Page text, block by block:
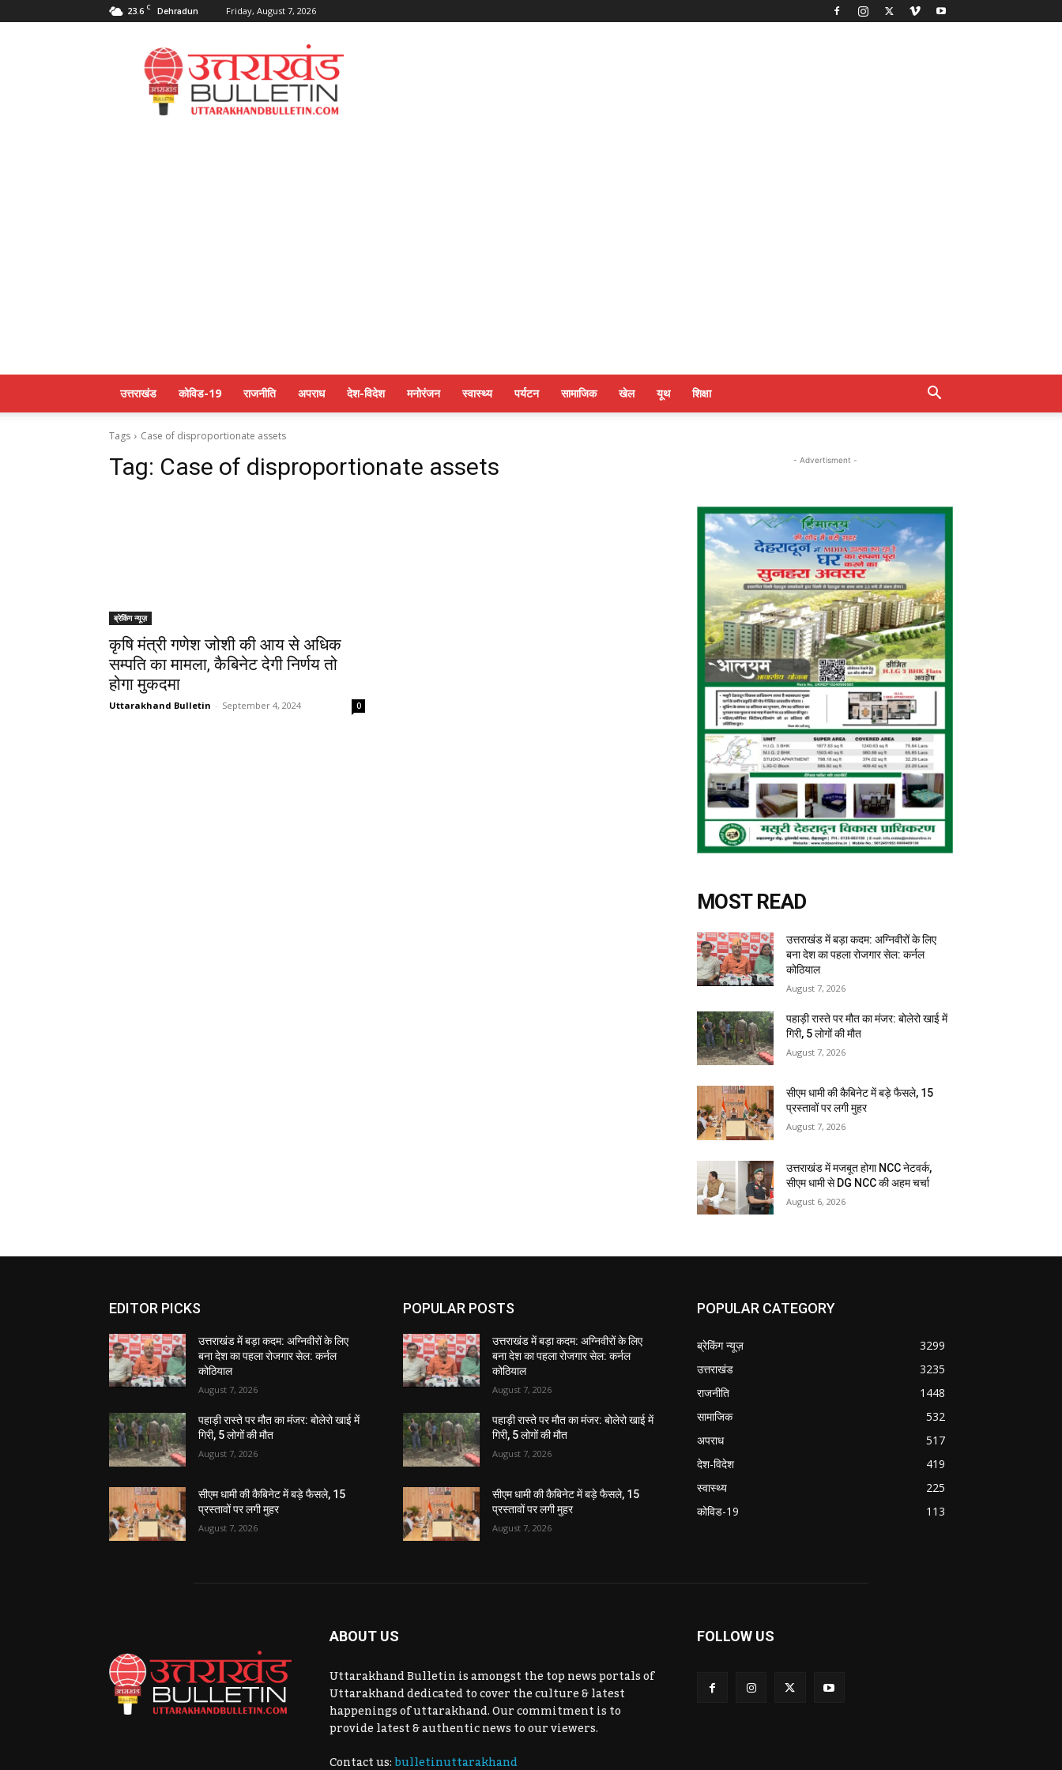
23.6 C Dehradun Friday, August 7, 2026
Uttarakahnd
Bulletin
उत्तराखंड कोविड-19 राजनीति अपराध देश-विदेश मनोरंजन स्वास्थ्य पर्यटन सामाजिक खेल यूथ शिक्षा
Tags Case of disproportionate assets
Tag: Case of disproportionate assets
ब्रेकिंग न्यूज़
कृषि मंत्री गणेश जोशी की आय से अधिक
सम्पति का मामला, कैबिनेट देगी निर्णय तो
होगा मुकदमा
Uttarakhand Bulletin - September 4, 2024 0
- Advertisment -
MOST READ
उत्तराखंड में बड़ा कदम: अग्निवीरों के लिए
बना देश का पहला रोजगार सेल: कर्नल
कोठियाल
August 7, 2026
पहाड़ी रास्ते पर मौत का मंजर: बोलेरो खाई में
गिरी, 5 लोगों की मौत
August 7, 2026
सीएम धामी की कैबिनेट में बड़े फैसले, 15
प्रस्तावों पर लगी मुहर
August 7, 2026
उत्तराखंड में मजबूत होगा NCC नेटवर्क,
सीएम धामी से DG NCC की अहम चर्चा
August 6, 2026
EDITOR PICKS
उत्तराखंड में बड़ा कदम: अग्निवीरों के लिए
बना देश का पहला रोजगार सेल: कर्नल
कोठियाल
August 7, 2026
पहाड़ी रास्ते पर मौत का मंजर: बोलेरो खाई में
गिरी, 5 लोगों की मौत
August 7, 2026
सीएम धामी की कैबिनेट में बड़े फैसले, 15
प्रस्तावों पर लगी मुहर
August 7, 2026
POPULAR POSTS
उत्तराखंड में बड़ा कदम: अग्निवीरों के लिए
बना देश का पहला रोजगार सेल: कर्नल
कोठियाल
August 7, 2026
पहाड़ी रास्ते पर मौत का मंजर: बोलेरो खाई में
गिरी, 5 लोगों की मौत
August 7, 2026
सीएम धामी की कैबिनेट में बड़े फैसले, 15
प्रस्तावों पर लगी मुहर
August 7, 2026
POPULAR CATEGORY
ब्रेकिंग न्यूज़
3299
उत्तराखंड
3235
राजनीति
1448
सामाजिक
532
अपराध
517
देश-विदेश
419
स्वास्थ्य
225
कोविड-19
113
ABOUT US
Uttarakhand Bulletin is amongst the top news portals of
Uttarakhand dedicated to cover the culture & latest
happenings of uttarakhand. Our commitment is to
provide latest & authentic news to our viewers.
Contact us:bulletinuttarakhand
FOLLOW US